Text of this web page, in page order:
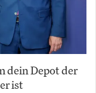
dein Depot der
ist